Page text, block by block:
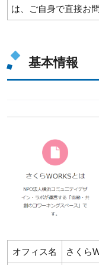
は、ご自身で直接お
基本情報
オフィス名 さくら